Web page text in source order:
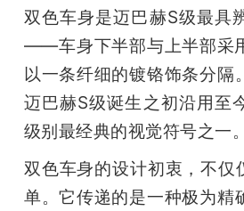
专
题
搞
双色车身是迈巴赫S级最具
——车身下半部与上半部采
以一条纤细的镀铬饰条分隔
迈巴赫S级诞生之初沿用至
级别最经典的视觉符号之一。
双色车身的设计初衷，不仅
单。它传递的是一种极为精